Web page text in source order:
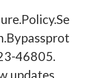
46805.
updates